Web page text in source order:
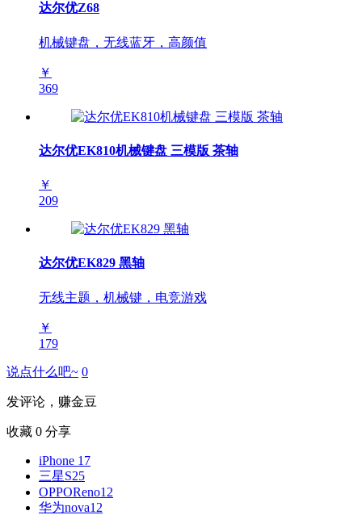
达尔优Z68
机械键盘，无线蓝牙，高颜值
￥
369
达尔优EK810机械键盘 三模版 茶轴
￥
209
达尔优EK829 黑轴
无线主题，机械键，电竞游戏
￥
179
说点什么吧~ 0
发评论，赚金豆
收藏 0 分享
iPhone 17
三星S25
OPPOReno12
华为nova12